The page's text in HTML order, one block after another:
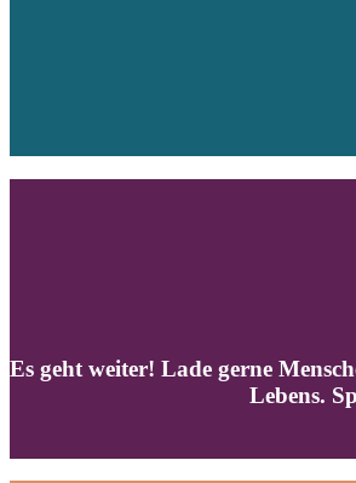
Es geht weiter! Lade gerne
Lebens.